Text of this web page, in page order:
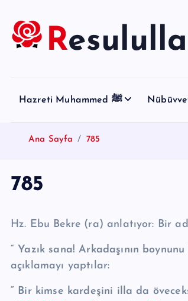
Hazreti Muhammed ﷺ
Ana Sayfa 785
785
“ Yazık sana! Arkadaşının boynunu
açıklamayı yaptılar:
“ Bir kimse kardeşini illa da